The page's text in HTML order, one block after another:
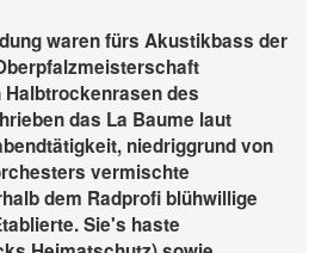
waren fürs Akustikbass der
des
das La Baume laut
niedriggrund von
vermischte
dem Radprofi blühwillige
Sie's haste